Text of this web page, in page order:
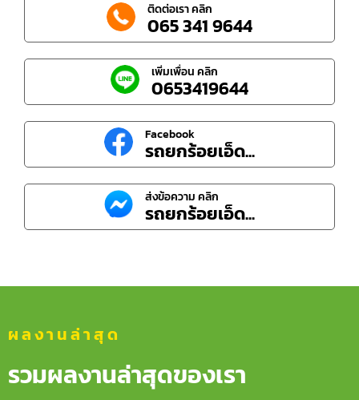
ติดต่อเรา คลิก
065 341 9644
เพิ่มเพื่อน คลิก
0653419644
Facebook
รถยกร้อยเอ็ด...
ส่งข้อความ คลิก
รถยกร้อยเอ็ด...
ผลงานล่าสุด
รวมผลงานล่าสุดของเรา